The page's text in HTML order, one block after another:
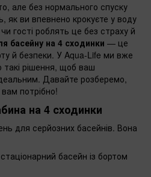
але без нормального спуску
як ви впевнено крокуєте у воду
гості роблять це без страху й
басейну на 4 сходинки — це
й безпеки. У Aqua-Life ми вже
такі рішення, щоб ваш
Давайте розберемо,
потрібно!
на 4 сходинки
для серйозних басейнів. Вона
басейн із бортом